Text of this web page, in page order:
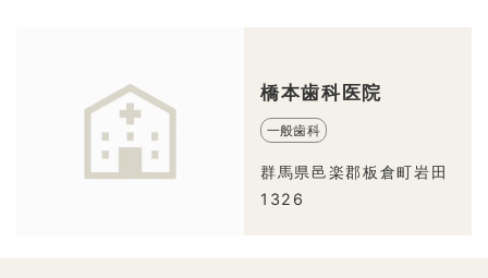
橋本歯科医院
一般歯科
群馬県邑楽郡板倉町岩田
1326